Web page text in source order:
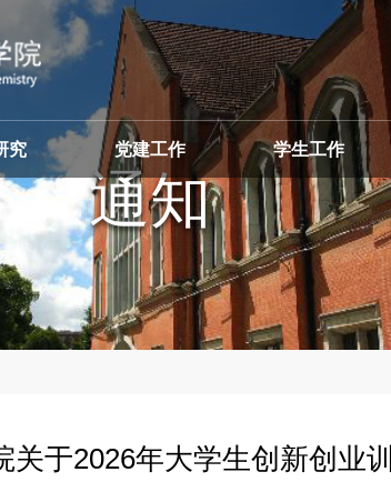
究 党建工作 学生工作
关于2026年大学生创新创业